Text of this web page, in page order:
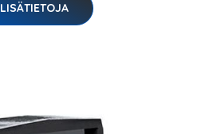
LISÄTIETOJA